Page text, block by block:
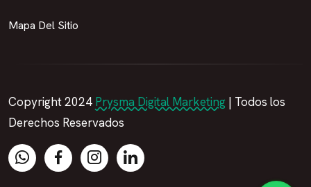
Mapa Del Sitio
Copyright 2024 Prysma Digital Marketing | Todos los
Derechos Reservados